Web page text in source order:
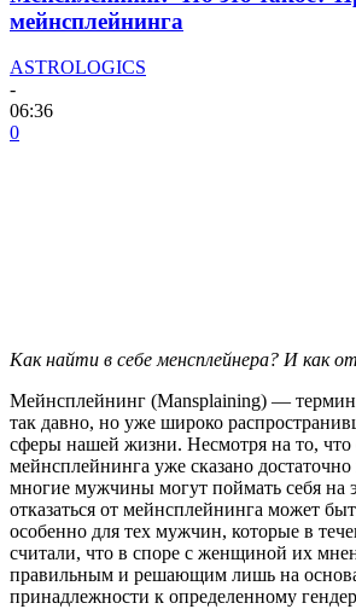
мейнсплейнинга
ASTROLOGICS
-
06:36
0
Как найти в себе менсплейнера? И как
Мейнсплейнинг (Mansplaining) —
так давно, но уже широко
сферы нашей жизни. Несмотря на то, что
мейнсплейнинга уже сказано
многие мужчины могут поймать себя на
отказаться от мейнсплейнинга может
особенно для тех мужчин, которые в
считали, что в споре с женщиной их
правильным и решающим лишь на
принадлежности к определенному